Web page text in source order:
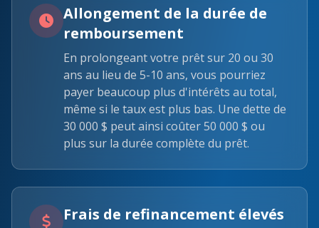
Allongement de la durée de
remboursement
En prolongeant votre prêt sur 20 ou 30
ans au lieu de 5-10 ans, vous pourriez
payer beaucoup plus d'intérêts au total,
même si le taux est plus bas. Une dette de
30 000 $ peut ainsi coûter 50 000 $ ou
plus sur la durée complète du prêt.
Frais de refinancement élevés